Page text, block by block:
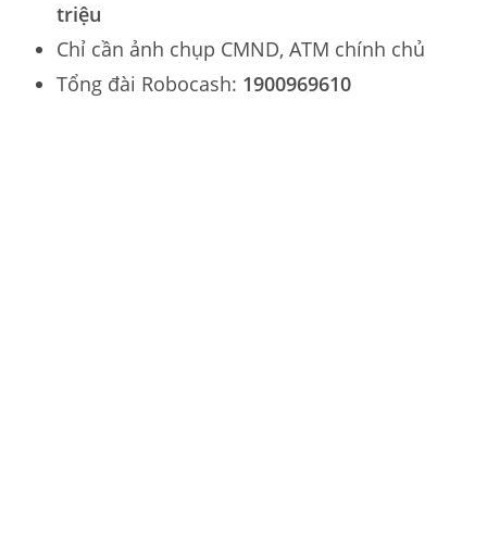
triệu
Chỉ cần ảnh chụp CMND, ATM chính chủ
Tổng đài Robocash: 1900969610